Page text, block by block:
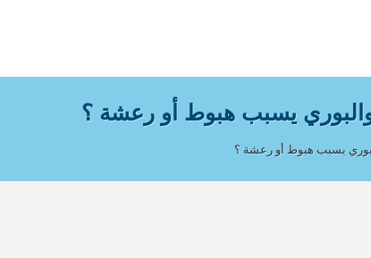
يسبب هبوط أو رعشة ؟
يسبب هبوط أو رعشة ؟